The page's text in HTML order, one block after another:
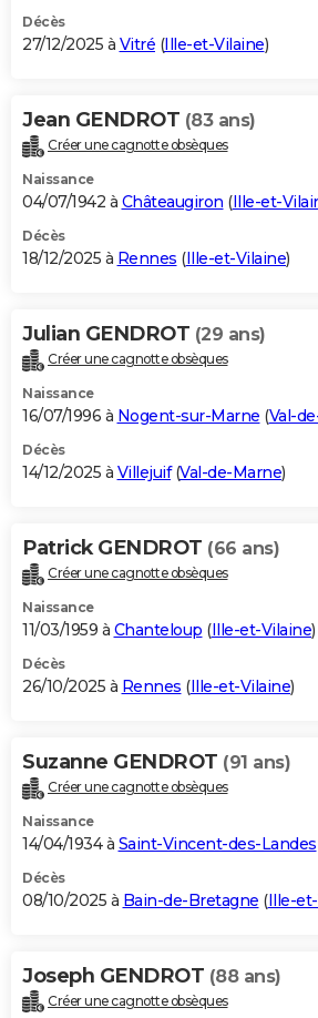
Décès
27/12/2025 à Vitré (Ille-et-Vilaine)
Jean GENDROT (83 ans)
Créer une cagnotte obsèques
Naissance
04/07/1942 à Châteaugiron (Ille-et-
Décès
18/12/2025 à Rennes (Ille-et-Vilaine)
Julian GENDROT (29 ans)
Créer une cagnotte obsèques
Naissance
16/07/1996 à Nogent-sur-Marne (Val-
Décès
14/12/2025 à Villejuif(Val-de-Marne)
Patrick GENDROT (66 ans)
Créer une cagnotte obsèques
Naissance
11/03/1959 à Chanteloup (Ille-et-Vilaine)
Décès
26/10/2025 à Rennes (Ille-et-Vilaine)
Suzanne GENDROT (91 ans)
Créer une cagnotte obsèques
Naissance
14/04/1934 à Saint-Vincent-des-Landes
Décès
08/10/2025 à Bain-de-Bretagne (Ille-
Joseph GENDROT (88 ans)
Créer une cagnotte obsèques